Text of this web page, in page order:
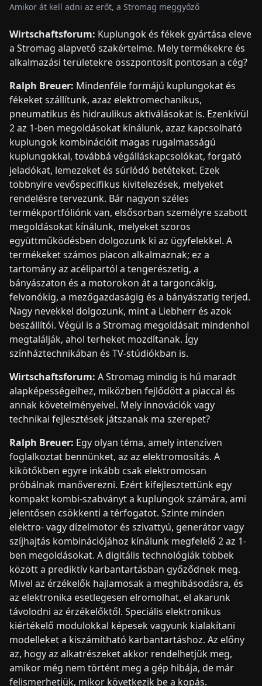
Amikor át kell adni az erőt, a Stromag meggyőző
Wirtschaftsforum: Kuplungok és fékek gyártása eleve
a Stromag alapvető szakértelme. Mely termékekre és
alkalmazási területekre összpontosít pontosan a cég?
Ralph Breuer: Mindenféle formájú kuplungokat és
fékeket szállítunk, azaz elektromechanikus,
pneumatikus és hidraulikus aktiválásokat is. Ezenkívül
2 az 1-ben megoldásokat kínálunk, azaz kapcsolható
kuplungok kombinációit magas rugalmasságú
kuplungokkal, továbbá végálláskapcsolókat, forgató
jeladókat, lemezeket és súrlódó betéteket. Ezek
többnyire vevőspecifikus kivitelezések, melyeket
rendelésre tervezünk. Bár nagyon széles
termékportfóliónk van, elsősorban személyre szabott
megoldásokat kínálunk, melyeket szoros
együttműködésben dolgozunk ki az ügyfelekkel. A
termékeket számos piacon alkalmaznak; ez a
tartomány az acélipartól a tengerészetig, a
bányászaton és a motorokon át a targoncákig,
felvonókig, a mezőgazdaságig és a bányászatig terjed.
Nagy nevekkel dolgozunk, mint a Liebherr és azok
beszállítói. Végül is a Stromag megoldásait mindenhol
megtalálják, ahol terheket mozdítanak. Így
színháztechnikában és TV-stúdiókban is.
Wirtschaftsforum: A Stromag mindig is hű maradt
alapképességeihez, miközben fejlődött a piaccal és
annak követelményeivel. Mely innovációk vagy
technikai fejlesztések játszanak ma szerepet?
Ralph Breuer: Egy olyan téma, amely intenzíven
foglalkoztat bennünket, az az elektromosítás. A
kikötőkben egyre inkább csak elektromosan
próbálnak manőverezni. Ezért kifejlesztettünk egy
kompakt kombi-szabványt a kuplungok számára, ami
jelentősen csökkenti a térfogatot. Szinte minden
elektro- vagy dízelmotor és szivattyú, generátor vagy
szíjhajtás kombinációjához kínálunk megfelelő 2 az 1-
ben megoldásokat. A digitális technológiák többek
között a prediktív karbantartásban győződnek meg.
Mivel az érzékelők hajlamosak a meghibásodásra, és
az elektronika esetlegesen elromolhat, el akarunk
távolodni az érzékelőktől. Speciális elektronikus
kiértékelő modulokkal képesek vagyunk kialakítani
modelleket a kiszámítható karbantartáshoz. Az előny
az, hogy az alkatrészeket akkor rendelhetjük meg,
amikor még nem történt meg a gép hibája, de már
felismerhetjük, mikor következik be a kopás.